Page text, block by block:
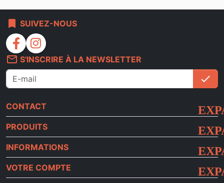
bookmark SUIVEZ-NOUS
facebook
instagram
mail_outline S'INSCRIRE À LA NEWSLETTER
check
CONTACT
PRODUITS
INFORMATIONS
VOTRE COMPTE